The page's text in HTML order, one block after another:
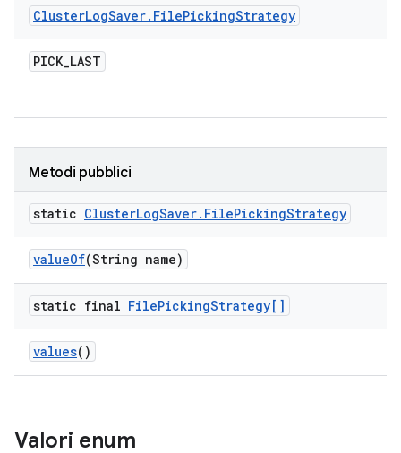
ClusterLogSaver. FilePickingStrategy
PICK_LAST
Metodi pubblici
static ClusterLogSaver. FilePickingStrategy
valueOf(String name)
static final FilePickingStrategy[]
values()
Valori enum